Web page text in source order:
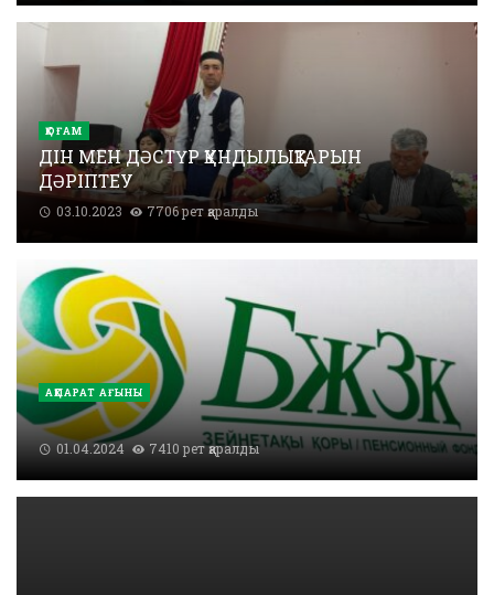
ҚОҒАМ
ДІН МЕН ДӘСТҮР ҚҰНДЫЛЫҚТАРЫН
ДӘРІПТЕУ
03.10.2023 7706 рет қаралды
АҚПАРАТ АҒЫНЫ
01.04.2024 7410 рет қаралды